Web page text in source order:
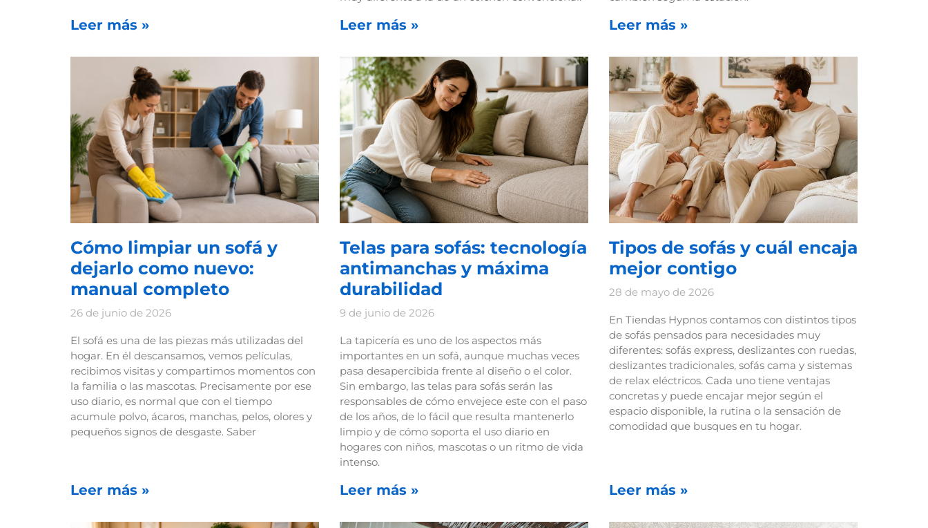
Leer más » Leer más » Leer más »
Cómo limpiar un sofá y
dejarlo como nuevo:
manual completo
26 de junio de 2026
El sofá es una de las piezas más utilizadas del
hogar. En él descansamos, vemos películas,
recibimos visitas y compartimos momentos con
la familia o las mascotas. Precisamente por ese
uso diario, es normal que con el tiempo
acumule polvo, ácaros, manchas, pelos, olores y
pequeños signos de desgaste. Saber
Leer más »
Telas para sofás: tecnología
antimanchas y máxima
durabilidad
9 de junio de 2026
La tapicería es uno de los aspectos más
importantes en un sofá, aunque muchas veces
pasa desapercibida frente al diseño o el color.
Sin embargo, las telas para sofás serán las
responsables de cómo envejece este con el paso
de los años, de lo fácil que resulta mantenerlo
limpio y de cómo soporta el uso diario en
hogares con niños, mascotas o un ritmo de vida
intenso.
Leer más »
Tipos de sofás y cuál encaja
mejor contigo
28 de mayo de 2026
En Tiendas Hypnos contamos con distintos tipos
de sofás pensados para necesidades muy
diferentes: sofás express, deslizantes con ruedas,
deslizantes tradicionales, sofás cama y sistemas
de relax eléctricos. Cada uno tiene ventajas
concretas y puede encajar mejor según el
espacio disponible, la rutina o la sensación de
comodidad que busques en tu hogar.
Leer más »